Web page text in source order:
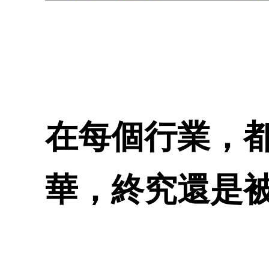
在每個行業，
華，終究還是